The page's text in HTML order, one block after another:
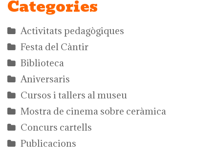
Categories
Activitats pedagògiques
Festa del Càntir
Biblioteca
Aniversaris
Cursos i tallers al museu
Mostra de cinema sobre ceràmica
Concurs cartells
Publicacions